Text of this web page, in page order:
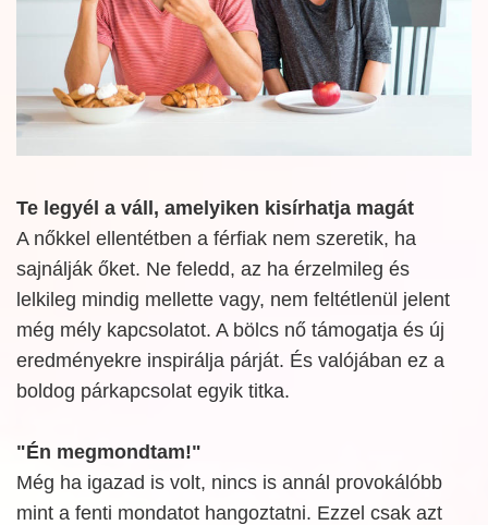
Te legyél a váll, amelyiken kisírhatja magát
A nőkkel ellentétben a férfiak nem szeretik, ha
sajnálják őket. Ne feledd, az ha érzelmileg és
lelkileg mindig mellette vagy, nem feltétlenül jelent
még mély kapcsolatot. A bölcs nő támogatja és új
eredményekre inspirálja párját. És valójában ez a
boldog párkapcsolat egyik titka.
"Én megmondtam!"
Még ha igazad is volt, nincs is annál provokálóbb
mint a fenti mondatot hangoztatni. Ezzel csak azt